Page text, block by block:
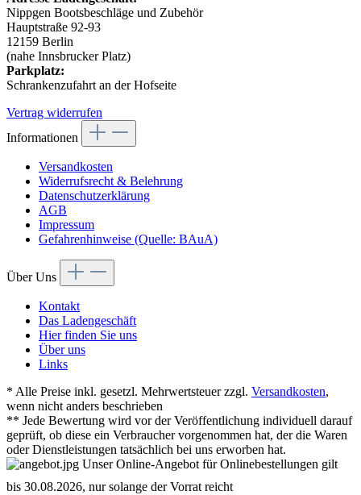
Nippgen Bootsbeschläge und Zubehör
Hauptstraße 92-93
12159 Berlin
(nahe Innsbrucker Platz)
Parkplatz:
Schrankenzufahrt an der Hofseite
Vertrag widerrufen
Informationen
Versandkosten
Widerrufsrecht & Belehrung
Datenschutzerklärung
AGB
Impressum
Gefahrenhinweise (Quelle: BAuA)
Über Uns
Kontakt
Das Ladengeschäft
Hier finden Sie uns
Über uns
Links
* Alle Preise inkl. gesetzl. Mehrwertsteuer zzgl. Versandkosten,
wenn nicht anders beschrieben
** Jede Bewertung wird vor der Veröffentlichung individuell darauf
geprüft, ob diese ein Verbraucher vorgenommen hat, der die Waren
oder Dienstleistungen tatsächlich bei uns erworben hat.
Unser Online-Angebot für Onlinebestellungen gilt
bis 30.08.2026, nur solange der Vorrat reicht